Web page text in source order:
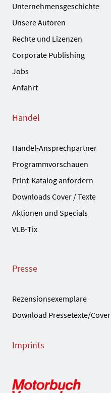
Unternehmensgeschichte
Unsere Autoren
Rechte und Lizenzen
Corporate Publishing
Jobs
Anfahrt
Handel
Handel-Ansprechpartner
Programmvorschauen
Print-Katalog anfordern
Downloads Cover / Texte
Aktionen und Specials
VLB-Tix
Presse
Rezensionsexemplare
Download Pressetexte/Cover
Imprints